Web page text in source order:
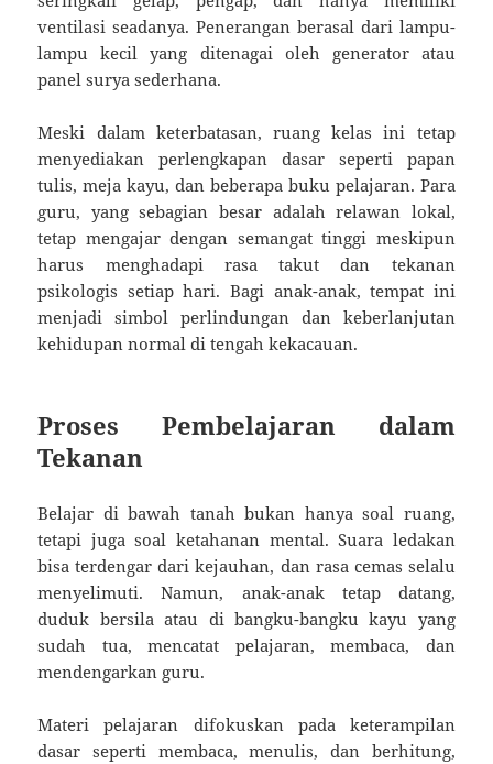
ventilasi seadanya. Penerangan berasal dari lampu-
lampu kecil yang ditenagai oleh generator atau
panel surya sederhana.
Meski dalam keterbatasan, ruang kelas ini tetap
menyediakan perlengkapan dasar seperti papan
tulis, meja kayu, dan beberapa buku pelajaran. Para
guru, yang sebagian besar adalah relawan lokal,
tetap mengajar dengan semangat tinggi meskipun
harus menghadapi rasa takut dan tekanan
psikologis setiap hari. Bagi anak-anak, tempat ini
menjadi simbol perlindungan dan keberlanjutan
kehidupan normal di tengah kekacauan.
Proses Pembelajaran dalam
Tekanan
Belajar di bawah tanah bukan hanya soal ruang,
tetapi juga soal ketahanan mental. Suara ledakan
bisa terdengar dari kejauhan, dan rasa cemas selalu
menyelimuti. Namun, anak-anak tetap datang,
duduk bersila atau di bangku-bangku kayu yang
sudah tua, mencatat pelajaran, membaca, dan
mendengarkan guru.
Materi pelajaran difokuskan pada keterampilan
dasar seperti membaca, menulis, dan berhitung,